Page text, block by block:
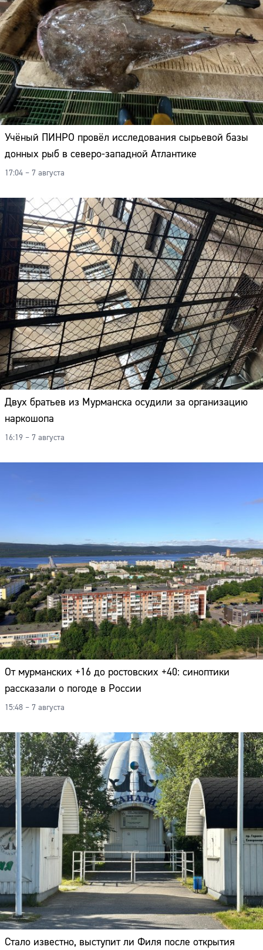
Учёный ПИНРО провёл исследования сырьевой базы
донных рыб в северо-западной Атлантике
17:04 – 7 августа
Двух братьев из Мурманска осудили за организацию
наркошопа
16:19 – 7 августа
От мурманских +16 до ростовских +40: синоптики
рассказали о погоде в России
15:48 – 7 августа
Стало известно, выступит ли Филя после открытия